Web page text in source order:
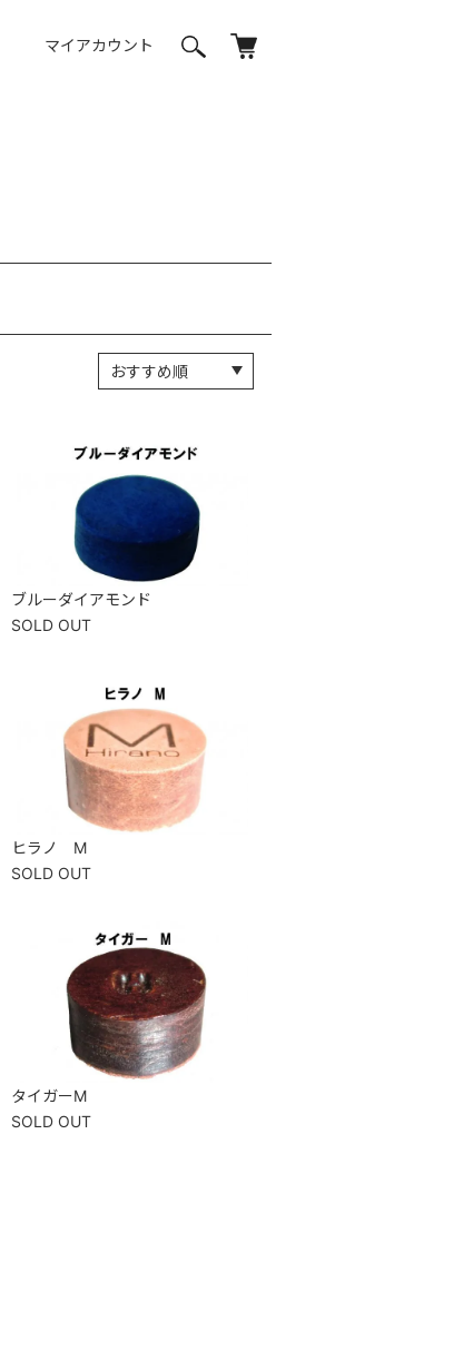
マイアカウント
ブルーダイアモンド
SOLD OUT
ヒラノ M
SOLD OUT
タイガーM
SOLD OUT